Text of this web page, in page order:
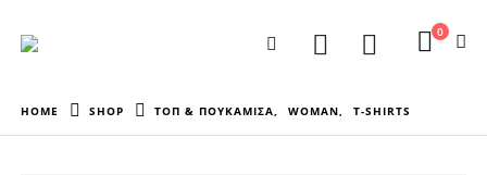
0
HOME SHOP ΤΟΠ & ΠΟΥΚΑΜΙΣΑ, WOMAN, T-SHIRTS